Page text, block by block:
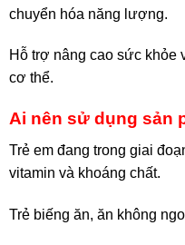
chuyển hóa năng lượng.
Hỗ trợ nâng cao sức khỏe
cơ thể.
Ai nên sử dụng sản
Trẻ em đang trong giai
vitamin và khoáng chất.
Trẻ biếng ăn, ăn không